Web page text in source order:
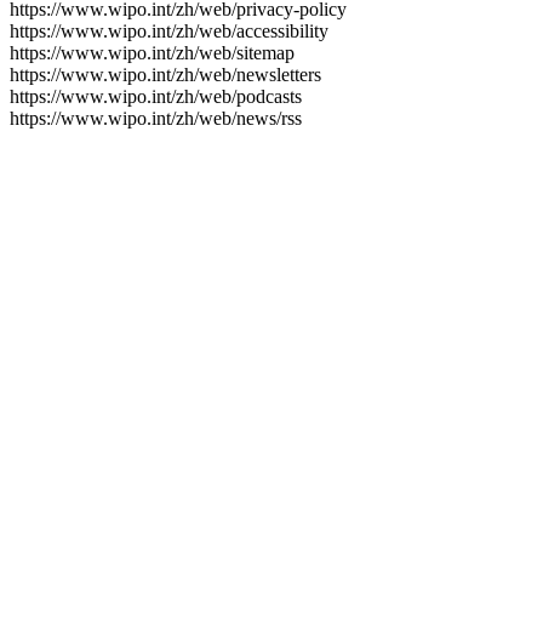
https://www.wipo.int/zh/web/privacy-policy
https://www.wipo.int/zh/web/accessibility
https://www.wipo.int/zh/web/sitemap
https://www.wipo.int/zh/web/newsletters
https://www.wipo.int/zh/web/podcasts
https://www.wipo.int/zh/web/news/rss